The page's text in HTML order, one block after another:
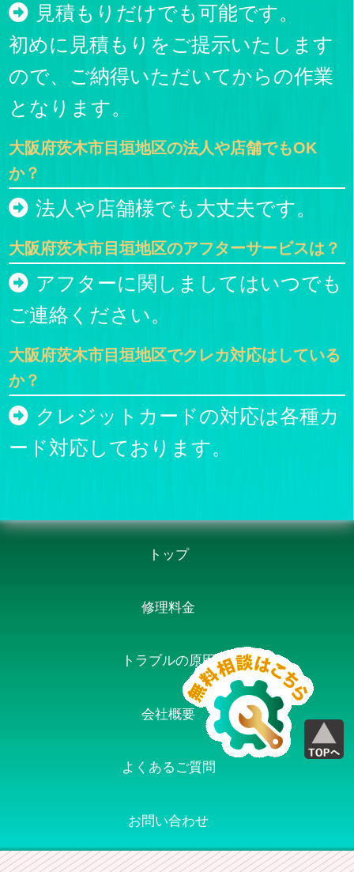
見積もりだけでも可能です。
初めに見積もりをご提示いたします
ので、ご納得いただいてからの作業
となります。
大阪府茨木市目垣地区の法人や店舗でもOK
か？
法人や店舗様でも大丈夫です。
大阪府茨木市目垣地区のアフターサービスは？
アフターに関しましてはいつでも
ご連絡ください。
大阪府茨木市目垣地区でクレカ対応はしている
か？
クレジットカードの対応は各種カ
ード対応しております。
トップ
修理料金
トラブルの原因
会社概要
よくあるご質問
お問い合わせ